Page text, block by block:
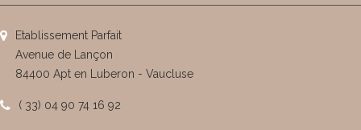
Etablissement Parfait
Avenue de Lançon
84400 Apt en Luberon - Vaucluse
( 33) 04 90 74 16 92